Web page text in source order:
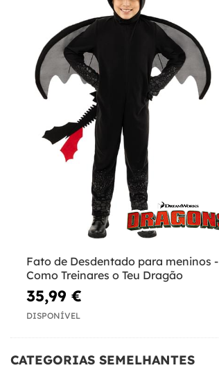
Fato de Desdentado para meninos -
Como Treinares o Teu Dragão
35,99 €
DISPONÍVEL
CATEGORIAS SEMELHANTES